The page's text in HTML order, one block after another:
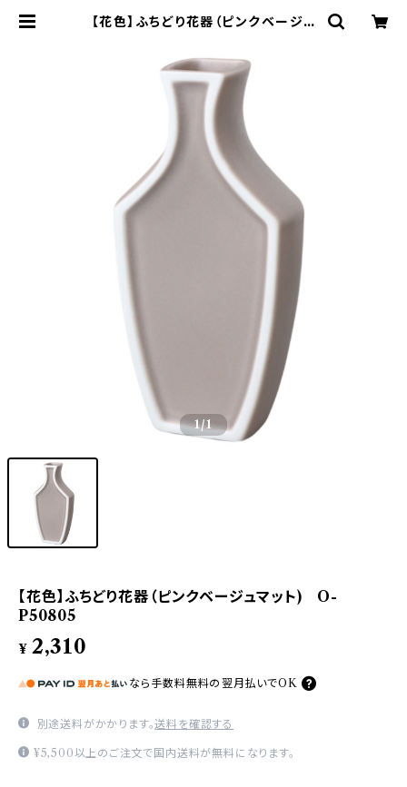
【花色】ふちどり花器（ピンクベージュ
ラインショップ
1/1
【花色】ふちどり花器（ピンクベージュマット) O-
P50805
¥ 2,310
なら 手数料無料の 翌月払いでOK
別途送料がかかります。送料を確認する
¥5,500以上のご注文で国内送料が無料になります。